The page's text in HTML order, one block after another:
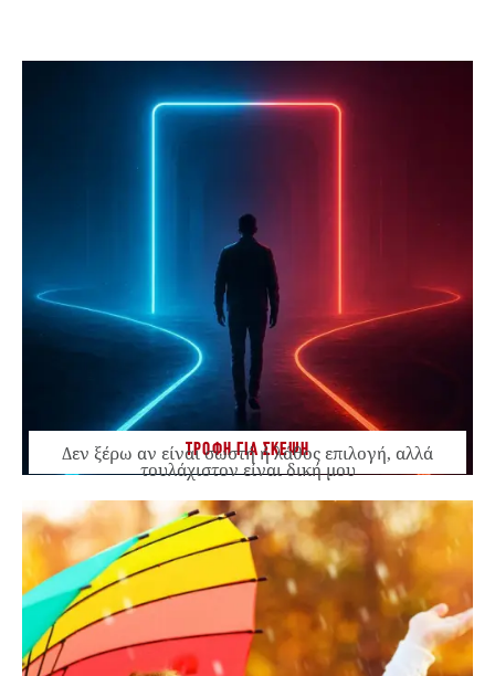
ΤΡΟΦΗ ΓΙΑ ΣΚΕΨΗ
Δεν ξέρω αν είναι σωστή ή λάθος επιλογή, αλλά
τουλάχιστον είναι δική μου